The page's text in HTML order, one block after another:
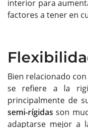
interior para
factores a tener en
Bien relacionado
se refiere a la
principalmente de
semi-rígidas son
adaptarse mejor a